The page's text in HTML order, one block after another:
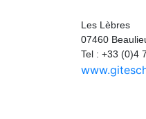
Les Lèbres
07460
Tel : +33 (0)4